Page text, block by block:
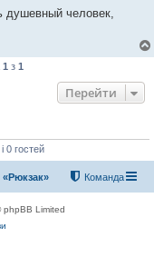
душевный человек,
1 з 1
Перейти
і 0 гостей
Команда
Limited